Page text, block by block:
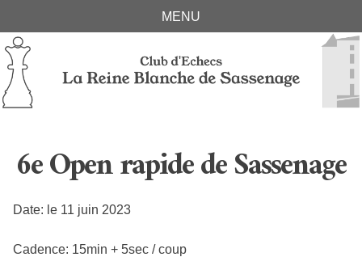
links
to
primary
navigation
to
content
to
footer
MENU
6e Open rapide de Sassenage
Date: le 11 juin 2023
Cadence: 15min + 5sec / coup